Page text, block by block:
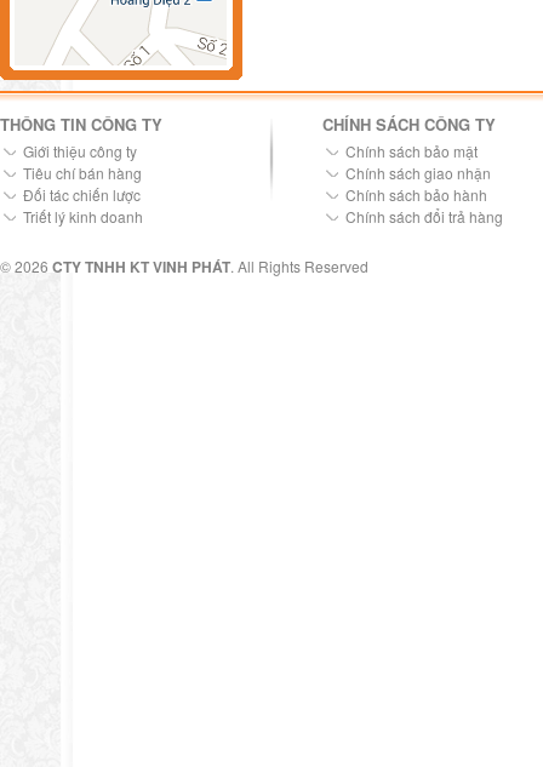
THÔNG TIN CÔNG TY
Giới thiệu công ty
Tiêu chí bán hàng
Đối tác chiến lược
Triết lý kinh doanh
CHÍNH SÁCH CÔNG TY
Chính sách bảo mật
Chính sách giao nhận
Chính sách bảo hành
Chính sách đổi trả hàng
© 2026 CTY TNHH KT VINH PHÁT. All Rights Reserved